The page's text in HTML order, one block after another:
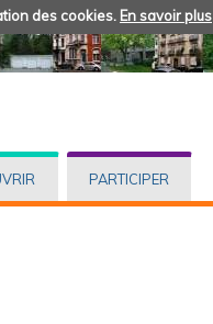
des cookies. En savoir plus
PARTICIPER